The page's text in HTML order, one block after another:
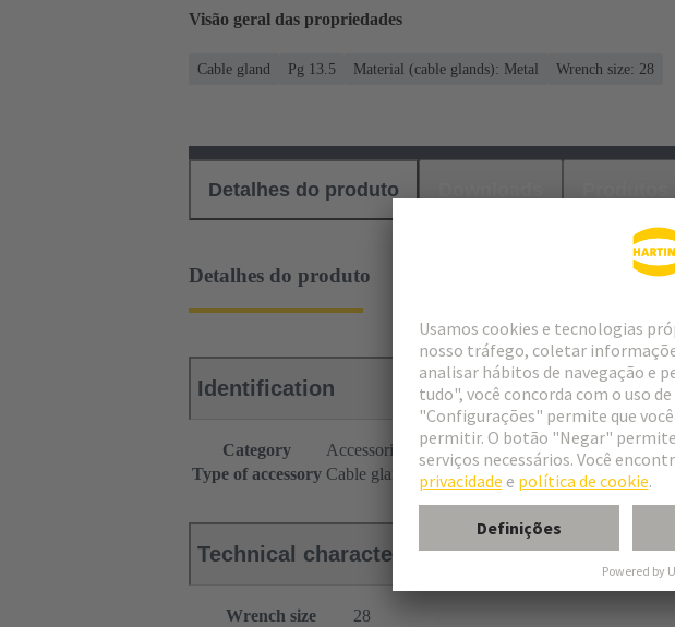
Visão geral das propriedades
Cable gland Pg 13.5 Material (cable glands): Metal Wrench size: 28
Detalhes do produto
Detalhes do produto
Identification
Category
Accessories
Type of accessory Cable gland
Technical characteristics
Wrench size
28